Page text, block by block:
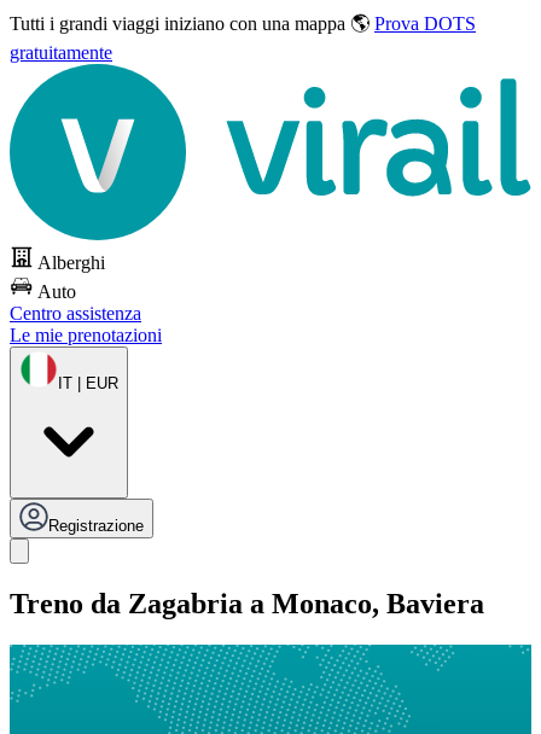
Tutti i grandi viaggi iniziano con una mappa 🌎 Prova DOTS
gratuitamente
Alberghi
Auto
Centro assistenza
Le mie prenotazioni
IT | EUR
Registrazione
Treno da Zagabria a Monaco, Baviera